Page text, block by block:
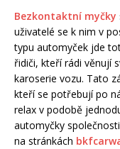
Bezkontaktní myčky
uživatelé se k nim v
typu automyček jde
řidiči, kteří rádi věnují
karoserie vozu. Tato
kteří se potřebují po
relax v podobě
automyčky
na stránkách